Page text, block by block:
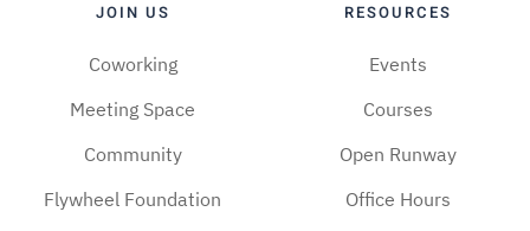
JOIN US
Coworking
Meeting Space
Community
Flywheel Foundation
RESOURCES
Events
Courses
Open Runway
Office Hours